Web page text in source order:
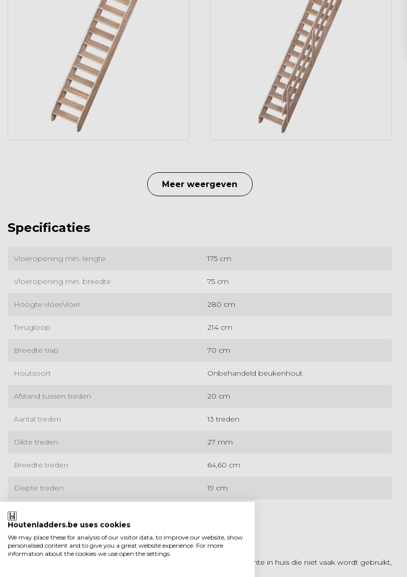
Meer weergeven
Specificaties
Vloeropening min. lengte 175 cm
Vloeropening min. breedte 75 cm
Hoogte vloer/vloer 280 cm
Terugloop 214 cm
Breedte trap 70 cm
Houtsoort Onbehandeld beukenhout
Afstand tussen treden 20 cm
Aantal treden 13 treden
Dikte treden 27 mm
Breedte treden 64,60 cm
Diepte treden 19 cm
Productomschrijving
Alsace Vaste Trap Beuken - 70 cm
AANPASBAAR AAN JOUW AFMETINGEN
Of je nu toegang wilt tot een tussenverdieping, een zolder of een ruimte in huis die niet vaak wordt gebruikt,
Houtenladders.be uses cookies
We may place these for analysis of our visitor data, to improve our website, show
personalised content and to give you a great website experience. For more
information about the cookies we use open the settings.